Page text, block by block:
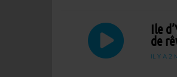
Ile
de
IL Y A 2